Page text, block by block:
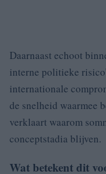
Daarnaast echoot
interne politieke
internationale
de snelheid waarmee
verklaart waarom
conceptstadia blijven.
Wat betekent dit